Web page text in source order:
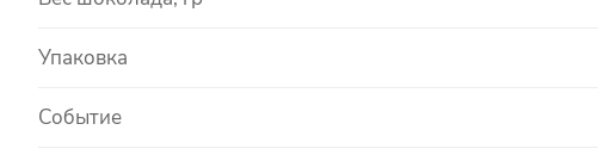
Упаковка
Событие